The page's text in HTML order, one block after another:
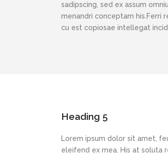
sadipscing, sed ex assum
menandri conceptam his.Ferri
cu est copiosae intellegat
Heading 5
Lorem ipsum dolor sit amet,
eleifend ex mea. His at soluta